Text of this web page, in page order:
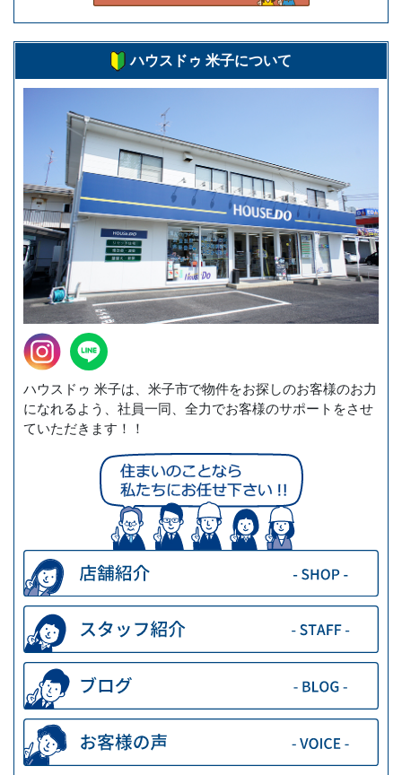
ハウスドゥ 米子について
ハウスドゥ 米子は、米子市で物件をお探しのお客様のお力
になれるよう、社員一同、全力でお客様のサポートをさせ
ていただきます！！